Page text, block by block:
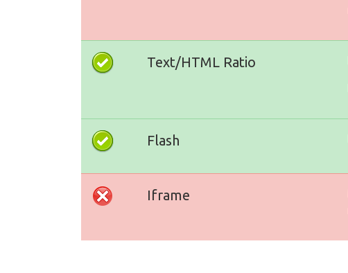
Text/HTML Ratio
Flash
Iframe